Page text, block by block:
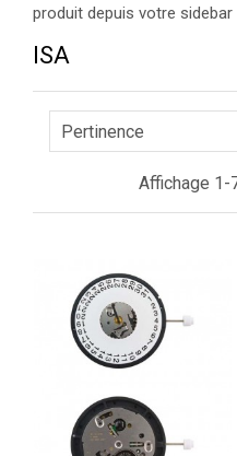
produit depuis votre sidebar
ISA
Pertinence
Affichage 1-